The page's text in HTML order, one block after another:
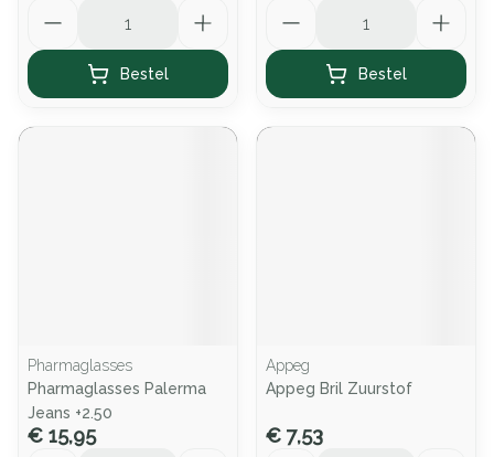
Bestel Bestel
Pharmaglasses
Pharmaglasses Palerma
Jeans +2.50
€ 15,95
Appeg
Appeg Bril Zuurstof
€ 7,53